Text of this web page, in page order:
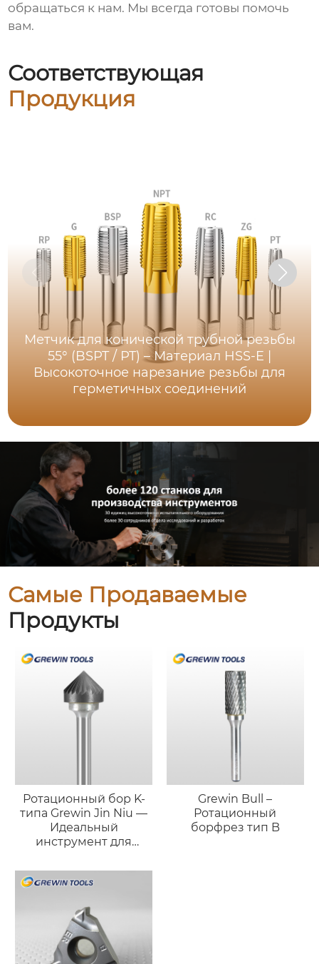
обращаться к нам. Мы всегда готовы помочь
вам.
Соответствующая
Продукция
Метчик для конической трубной резьбы
55° (BSPT / PT) – Материал HSS-E |
Высокоточное нарезание резьбы для
герметичных соединений
Самые Продаваемые
Продукты
Ротационный бор K-
типа Grewin Jin Niu —
Идеальный
инструмент для
доводки поверхности
Grewin Bull –
Ротационный
борфрез тип B